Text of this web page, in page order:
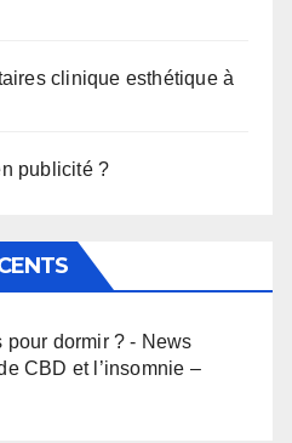
clinique esthétique à
publicité ?
pour dormir ? - News
CBD et l’insomnie –